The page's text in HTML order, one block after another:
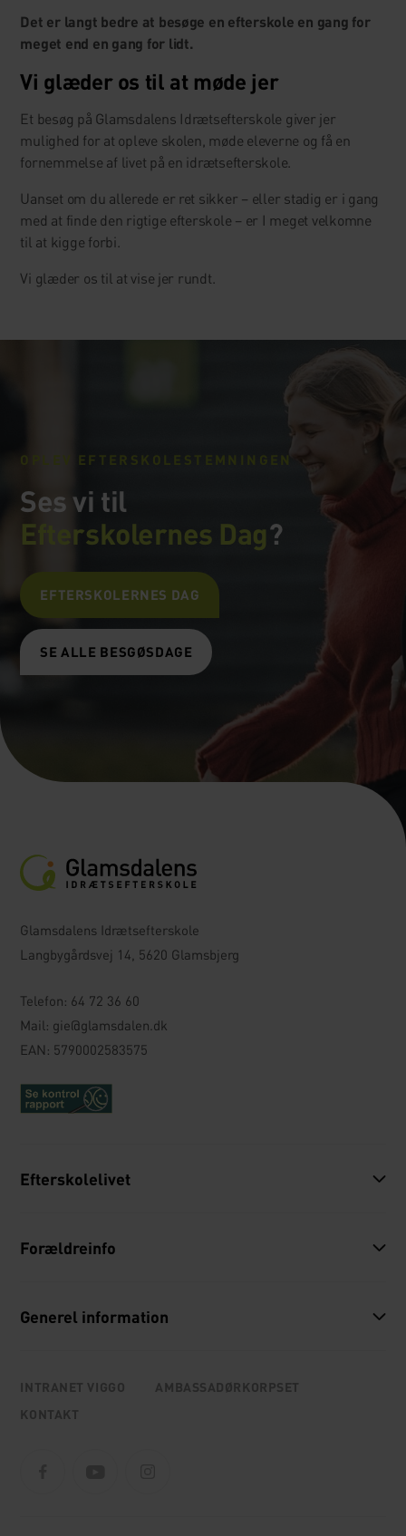
Det er langt bedre at besøge en efterskole en gang for
meget end en gang for lidt.
Vi glæder os til at møde jer
Et besøg på Glamsdalens Idrætsefterskole giver jer
mulighed for at opleve skolen, møde eleverne og få en
fornemmelse af livet på en idrætsefterskole.
Uanset om du allerede er ret sikker – eller stadig er i gang
med at finde den rigtige efterskole – er I meget velkomne
til at kigge forbi.
Vi glæder os til at vise jer rundt.
OPLEV EFTERSKOLESTEMNINGEN
Ses vi til
Efterskolernes Dag?
EFTERSKOLERNES DAG
SE ALLE BESGØSDAGE
Glamsdalens Idrætsefterskole
Langbygårdsvej 14, 5620 Glamsbjerg
Telefon: 64 72 36 60
Mail: gie@glamsdalen.dk
EAN: 5790002583575
Efterskolelivet
Forældreinfo
Generel information
INTRANET VIGGO
AMBASSADØRKORPSET
KONTAKT